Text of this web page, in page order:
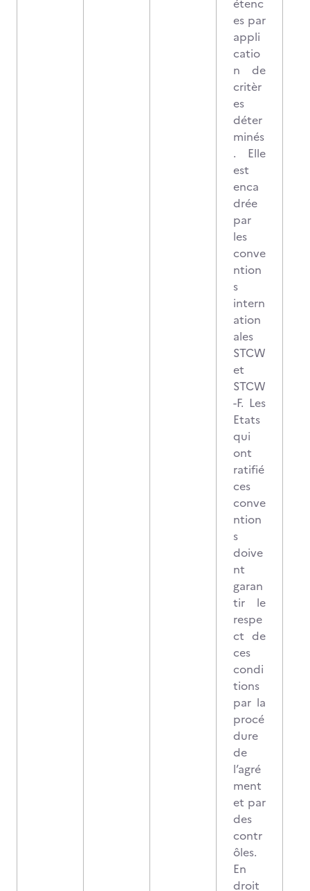
étenc
es par
appli
catio
n de
critèr
es
déter
minés
. Elle
est
enca
drée
par
les
conve
ntion
s
intern
ation
ales
STCW
et
STCW
-F. Les
Etats
qui
ont
ratifié
ces
conve
ntion
s
doive
nt
garan
tir le
respe
ct de
ces
condi
tions
par la
procé
dure
de
l’agré
ment
et par
des
contr
ôles.
En
droit